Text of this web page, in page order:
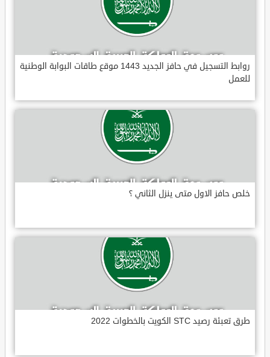
روابط التسجيل في حافز الجديد 1443 موقع طاقات البوابة الوطنية
للعمل
خلص حافز الاول متى ينزل الثاني ؟
طرق تعبئة رصيد STC الكويت بالخطوات 2022